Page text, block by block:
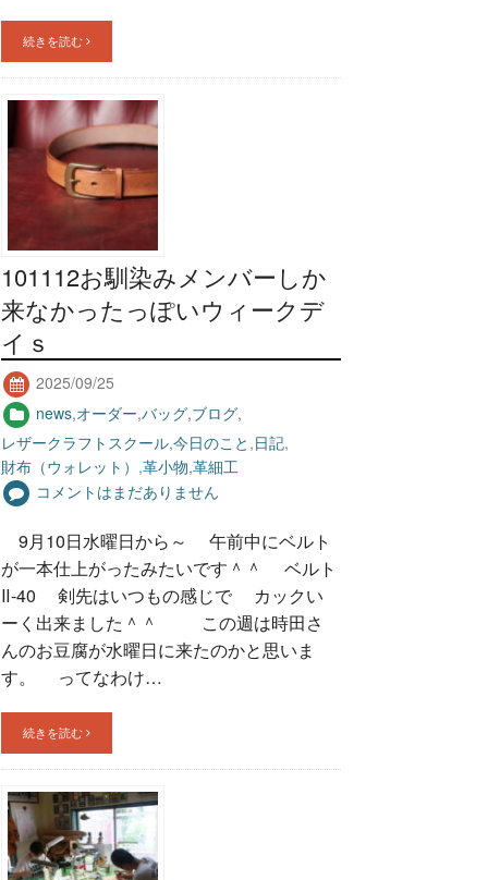
続きを読む
101112お馴染みメンバーしか
来なかったっぽいウィークデ
イｓ
2025/09/25
news,オーダー,バッグ,ブログ,
レザークラフトスクール,今日のこと ,日記,
財布（ウォレット） ,革小物,革細工
コメントはまだありません
9月10日水曜日から～ 午前中にベルト
が一本仕上がったみたいです＾＾ ベルト
Ⅱ-40 剣先はいつもの感じで カックい
ーく出来ました＾＾ この週は時田さ
んのお豆腐が水曜日に来たのかと思いま
す。 ってなわけ…
続きを読む